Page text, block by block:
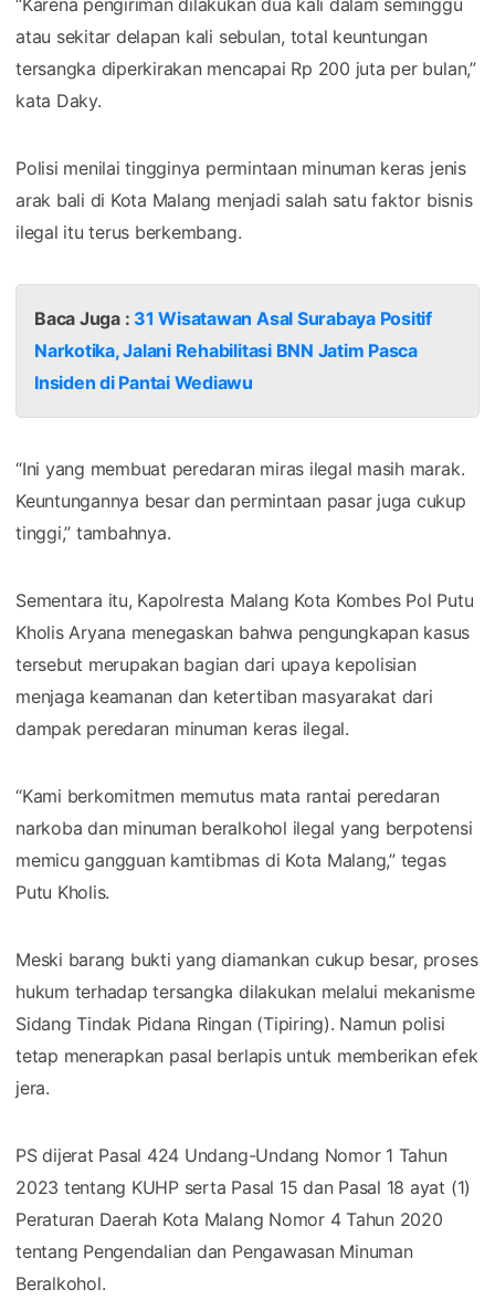
atau sekitar delapan kali sebulan, total keuntungan
tersangka diperkirakan mencapai Rp 200 juta per bulan,”
kata Daky.
Polisi menilai tingginya permintaan minuman keras jenis
arak bali di Kota Malang menjadi salah satu faktor bisnis
ilegal itu terus berkembang.
Baca Juga : 31 Wisatawan Asal Surabaya Positif
Narkotika, Jalani Rehabilitasi BNN Jatim Pasca
Insiden di Pantai Wediawu
“Ini yang membuat peredaran miras ilegal masih marak.
Keuntungannya besar dan permintaan pasar juga cukup
tinggi,” tambahnya.
Sementara itu, Kapolresta Malang Kota Kombes Pol Putu
Kholis Aryana menegaskan bahwa pengungkapan kasus
tersebut merupakan bagian dari upaya kepolisian
menjaga keamanan dan ketertiban masyarakat dari
dampak peredaran minuman keras ilegal.
“Kami berkomitmen memutus mata rantai peredaran
narkoba dan minuman beralkohol ilegal yang berpotensi
memicu gangguan kamtibmas di Kota Malang,” tegas
Putu Kholis.
Meski barang bukti yang diamankan cukup besar, proses
hukum terhadap tersangka dilakukan melalui mekanisme
Sidang Tindak Pidana Ringan (Tipiring). Namun polisi
tetap menerapkan pasal berlapis untuk memberikan efek
jera.
PS dijerat Pasal 424 Undang-Undang Nomor 1 Tahun
2023 tentang KUHP serta Pasal 15 dan Pasal 18 ayat (1)
Peraturan Daerah Kota Malang Nomor 4 Tahun 2020
tentang Pengendalian dan Pengawasan Minuman
Beralkohol.